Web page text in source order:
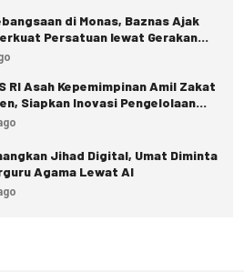
di Monas, Baznas Ajak
Persatuan lewat Gerakan
RI Asah Kepemimpinan Amil Zakat
Siapkan Inovasi Pengelolaan
Jihad Digital, Umat Diminta
Agama Lewat AI